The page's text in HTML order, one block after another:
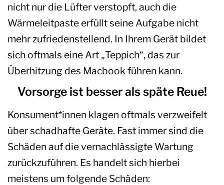
nicht nur die Lüfter verstopft, auch die
Wärmeleitpaste erfüllt seine Aufgabe nicht
mehr zufriedenstellend. In Ihrem Gerät bildet
sich oftmals eine Art „Teppich“, das zur
Überhitzung des Macbook führen kann.
Vorsorge ist besser als späte Reue!
Konsument*innen klagen oftmals verzweifelt
über schadhafte Geräte. Fast immer sind die
Schäden auf die vernachlässigte Wartung
zurückzuführen. Es handelt sich hierbei
meistens um folgende Schäden: